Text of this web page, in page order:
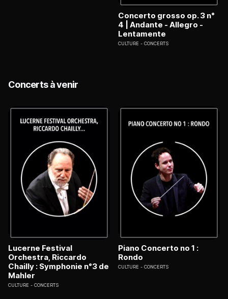
Concerto grosso op. 3 n°
4 | Andante - Allegro -
Lentamente
CULTURE CONCERTS
Concerts à venir
Lucerne Festival
Orchestra, Riccardo
Chailly : Symphonie n°3 de
Mahler
CULTURE CONCERTS
Piano Concerto no 1 :
Rondo
CULTURE CONCERTS